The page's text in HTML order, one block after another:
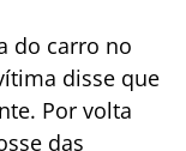
do carro no
disse que
Por volta
das